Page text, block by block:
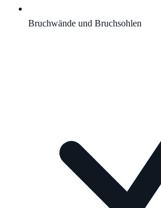
Bruchwände und Bruchsohlen